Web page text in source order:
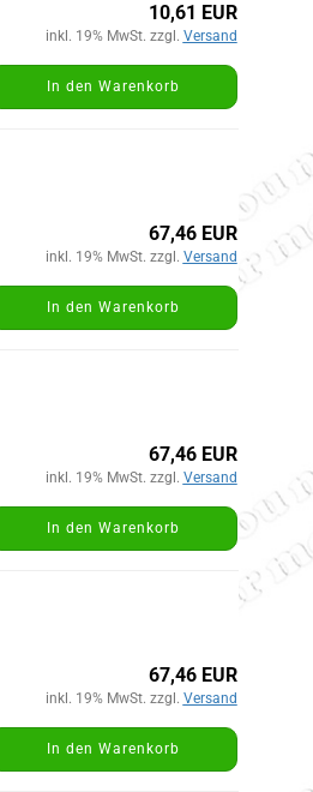
10,61 EUR
inkl. 19% MwSt. zzgl. Versand
In den Warenkorb
67,46 EUR
inkl. 19% MwSt. zzgl. Versand
In den Warenkorb
67,46 EUR
inkl. 19% MwSt. zzgl. Versand
In den Warenkorb
67,46 EUR
inkl. 19% MwSt. zzgl. Versand
In den Warenkorb